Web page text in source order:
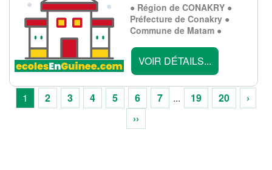
● Région de CONAKRY ●
Préfecture de Conakry ●
Commune de Matam ●
VOIR DÉTAILS...
1 2 3 4 5 6 7 ... 19 20
›
››